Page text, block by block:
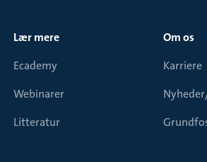
Lær mere
Ecademy
Webinarer
Litteratur
Om os
Karriere